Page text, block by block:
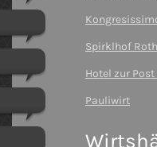
Spirklhof
Hotel zur
Pauliwirt